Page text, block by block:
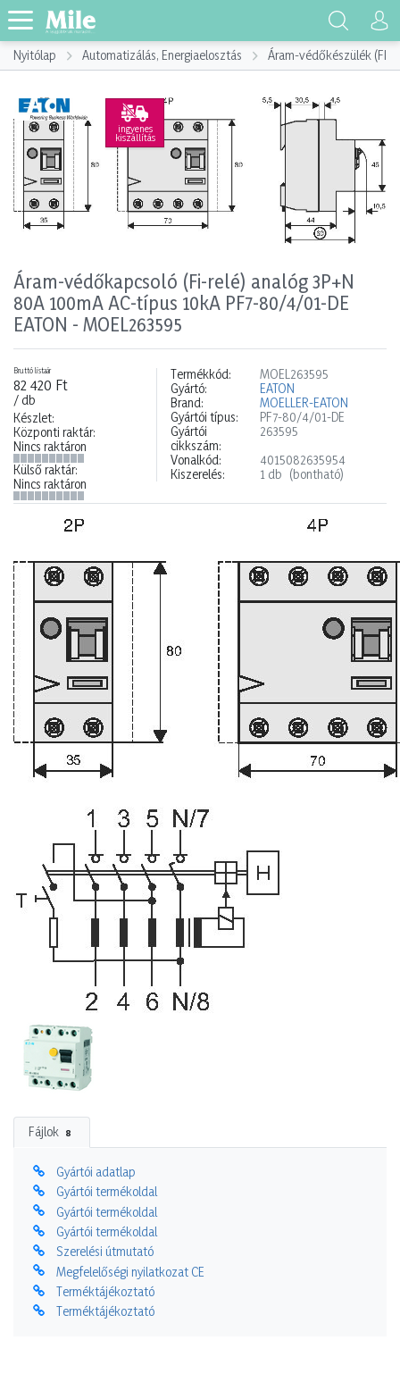
Nyitólap Automatizálás, Energiaelosztás Áram-védőkészülék (FI)
ingyenes
kiszállítás
Áram-védőkapcsoló (Fi-relé) analóg 3P+N
80A 100mA AC-típus 10kA PF7-80/4/01-DE
EATON - MOEL263595
Bruttó listaár
82 420 Ft
/ db
Készlet:
Központi raktár:
Nincs raktáron
Külső raktár:
Nincs raktáron
Termékkód:
MOEL263595
Gyártó:
EATON
Brand:
MOELLER-EATON
Gyártói típus:
PF7-80/4/01-DE
Gyártói
cikkszám:
263595
Vonalkód:
4015082635954
Kiszerelés:
1 db (bontható)
Fájlok 8
Gyártói adatlap
Gyártói termékoldal
Gyártói termékoldal
Gyártói termékoldal
Szerelési útmutató
Megfelelőségi nyilatkozat CE
Terméktájékoztató
Terméktájékoztató